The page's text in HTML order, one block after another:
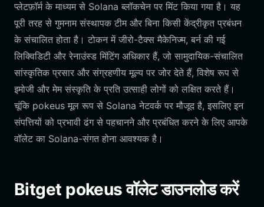
प्लेटफ़ॉर्म के माध्यम से Solana ब्लॉकचेन पर मिंट किया गया है। यह
पूरी तरह से गुमनाम संस्थापक टीम और बिना किसी केंद्रीकृत प्रबंधन
के संचालित होता है। टोकन में जीरो-टैक्स मैकेनिज्म, बर्न की गई
लिक्विडिटी और रेनाउंस्ड मिंटिंग अधिकार हैं, जो सामुदायिक-संचालित
सांस्कृतिक प्रसार और संग्रहणीय मूल्य पर जोर देते हैं, विशेष रूप से
इमोजी और मेम संस्कृति के प्रति उत्साही लोगों को लक्षित करते हैं।
चूंकि pokeus मूल रूप से Solana नेटवर्क पर मौजूद है, इसलिए इन
संपत्तियों को प्रभावी ढंग से पहचानने और प्रबंधित करने के लिए आपके
वॉलेट का Solana-संगत होना आवश्यक है।
Bitget pokeus वॉलेट डाउनलोड करें